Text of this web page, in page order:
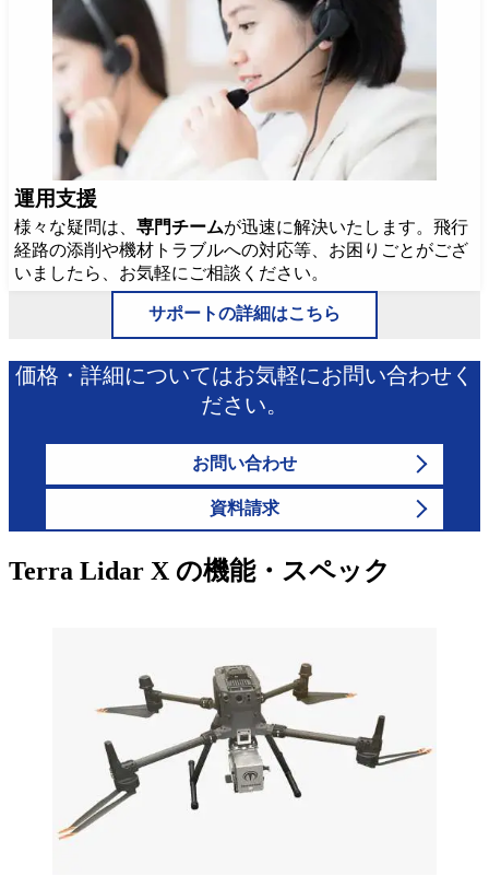
運用支援
様々な疑問は、 専門チームが迅速に解決いたします。飛行
経路の添削や機材トラブルへの対応等、お困りごとがござ
いましたら、お気軽にご相談ください。
サポートの詳細はこちら
価格・詳細についてはお気軽にお問い合わせく
ださい。
お問い合わせ
資料請求
Terra Lidar X の機能・スペック